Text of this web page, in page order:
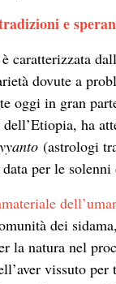
e
caratterizzata
dovute a
oggi in gran
ha
(astrologi
per le solenni
dei
la natura nel
vissuto per